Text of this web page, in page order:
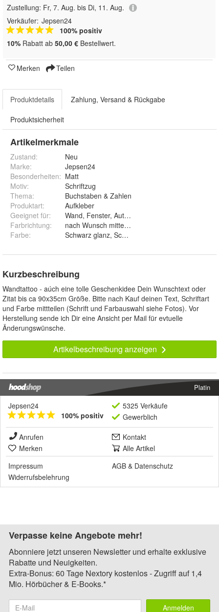
Zustellung: Fr, 7. Aug. bis Di, 11. Aug.
Verkäufer: Jepsen24
100% positiv
10% Rabatt ab 50,00 € Bestellwert.
Merken Teilen
Produktdetails Zahlung, Versand & Rückgabe
Produktsicherheit
Artikelmerkmale
Zustand:
Neu
Marke:
Jepsen24
Besonderheiten: Matt
Motiv:
Schriftzug
Thema:
Buchstaben & Zahlen
Produktart:
Aufkleber
Geeignet für:
Wand, Fenster, Auto, Wohnwagen
Farbrichtung:
nach Wunsch mitteilen
Farbe: Schwarz glanz, Schwarz matt, Weiß glanz,
Kurzbeschreibung
Wandtattoo - aúch eine tolle Geschenkidee Dein Wunschtext oder
Zitat bis ca 90x35cm Größe. Bitte nach Kauf deinen Text, Schriftart
und Farbe mittteilen (Schrift und Farbauswahl siehe Fotos). Vor
Herstellung sende ich Dir eine Ansicht per Mail für evtuelle
Änderungswünsche.
Artikelbeschreibung anzeigen
Platin
Jepsen24
100% positiv
5325 Verkäufe
Gewerblich
Anrufen
Kontakt
Merken
Alle Artikel
Impressum
AGB & Datenschutz
Widerrufsbelehrung
Verpasse keine Angebote mehr!
Abonniere jetzt unseren Newsletter und erhalte exklusive
Rabatte und Neuigkeiten.
Extra-Bonus: 60 Tage Nextory kostenlos - Zugriff auf 1,4
Mio. Hörbücher & E-Books.*
Anmelden